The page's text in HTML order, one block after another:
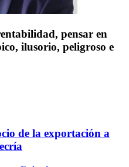
pensar en
ilusorio, peligroso e
de la exportación a